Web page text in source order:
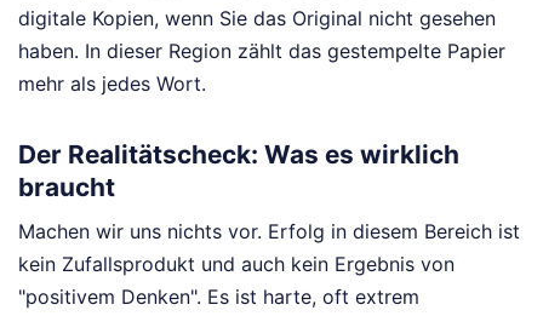
digitale Kopien, wenn Sie das Original nicht gesehen
haben. In dieser Region zählt das gestempelte Papier
mehr als jedes Wort.
Der Realitätscheck: Was es wirklich
braucht
Machen wir uns nichts vor. Erfolg in diesem Bereich ist
kein Zufallsprodukt und auch kein Ergebnis von
"positivem Denken". Es ist harte, oft extrem